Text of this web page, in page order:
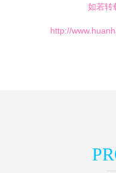
如若转
http://